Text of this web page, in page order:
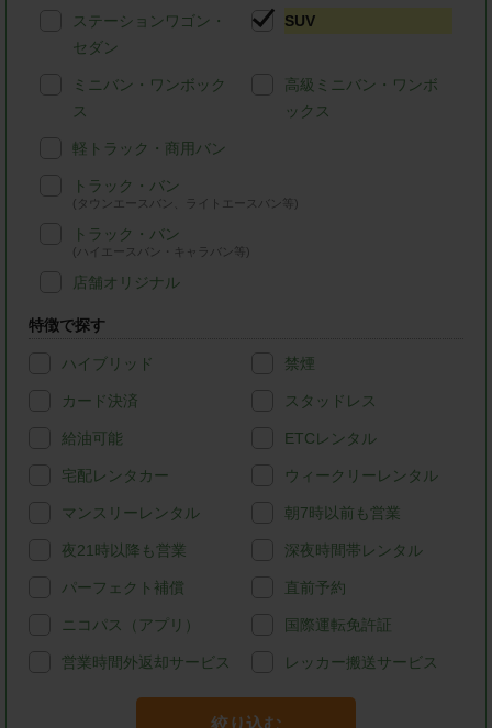
ステーションワゴン・
セダン
SUV
ミニバン・ワンボック
ス
高級ミニバン・ワンボ
ックス
軽トラック・商用バン
トラック・バン
(タウンエースバン、ライトエースバン等)
トラック・バン
(ハイエースバン・キャラバン等)
店舗オリジナル
特徴で探す
ハイブリッド 禁煙
カード決済 スタッドレス
給油可能 ETCレンタル
宅配レンタカー ウィークリーレンタル
マンスリーレンタル 朝7時以前も営業
夜21時以降も営業 深夜時間帯レンタル
パーフェクト補償 直前予約
ニコパス（アプリ） 国際運転免許証
営業時間外返却サービス レッカー搬送サービス
絞り込む